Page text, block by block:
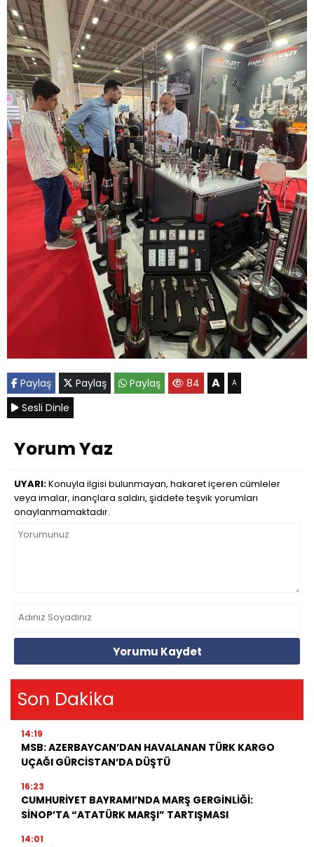
Paylaş Paylaş Paylaş 84 A A
Sesli Dinle
Yorum Yaz
UYARI:Konuyla ilgisi bulunmayan, hakaret içeren cümleler
veya imalar, inançlara saldırı, şiddete teşvik yorumları
onaylanmamaktadır.
Yorumu Kaydet
Son Dakika
14:19
MSB: AZERBAYCAN’DAN HAVALANAN TÜRK KARGO
UÇAĞI GÜRCİSTAN’DA DÜŞTÜ
16:23
CUMHURİYET BAYRAMI’NDA MARŞ GERGİNLİĞİ:
SİNOP’TA “ATATÜRK MARŞI” TARTIŞMASI
14:01